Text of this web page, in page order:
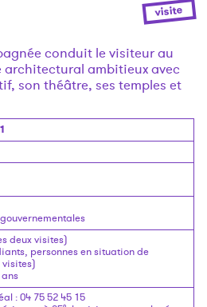
visite
conduit le visiteur au
ambitieux avec
son théâtre, ses temples et
deux visites)
personnes en situation de
visites)
: 04 75 52 45 15